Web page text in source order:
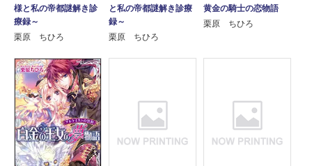
様と私の帝都謎解き診
療録～
栗原 ちひろ
と私の帝都謎解き診療
録～
栗原 ちひろ
黄金の騎士の恋物語
栗原 ちひろ